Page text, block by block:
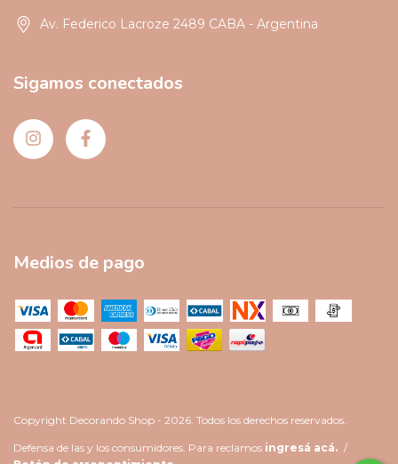
Av. Federico Lacroze 2489 CABA - Argentina
Sigamos conectados
Medios de pago
Copyright Decorando Shop - 2026. Todos los derechos reservados.
Defensa de las y los consumidores. Para reclamos ingresá acá. /